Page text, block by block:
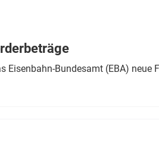
Bundesamt (EBA) neue